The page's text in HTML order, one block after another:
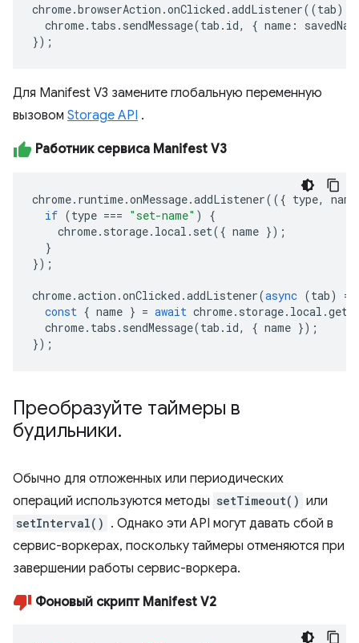
chrome.browserAction .onClicked .addListener((tab)
chrome. tabs . sendMessage(tab . id, { name :
});
Для Manifest V3 замените глобальную переменную
вызовом Storage API .
Работник сервиса Manifest V3
chrome. runtime.onMessage.addListener(({ type,
name
if (type === "set-name" )
{
chrome. storage. local . set({ name });
}
});
chrome.action .onClicked .addListener(async (tab)
=>
const { name } = await chrome. storage. local .get
chrome. tabs . sendMessage(tab . id, { name });
});
Преобразуйте таймеры в
будильники.
Обычно для отложенных или периодических
операций используются методы setTimeout() или
setInterval() . Однако эти API могут давать сбой в
сервис-воркерах, поскольку таймеры отменяются при
завершении работы сервис-воркера.
Фоновый скрипт Manifest V2